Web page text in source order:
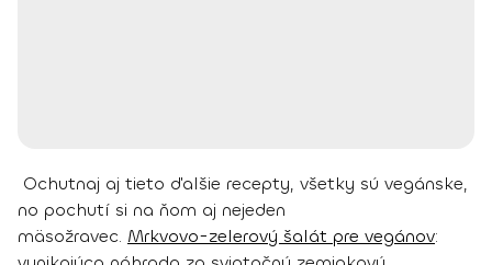
Ochutnaj aj tieto ďalšie recepty, všetky sú vegánske,
no pochutí si na ňom aj nejeden
mäsožravec. Mrkvovo-zelerový šalát pre vegánov: